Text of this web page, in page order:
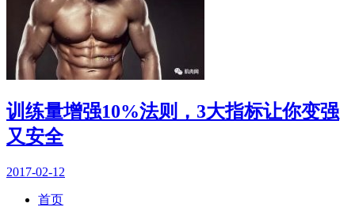
训练量增强10%法则，3大指标让你变强
又安全
2017-02-12
首页